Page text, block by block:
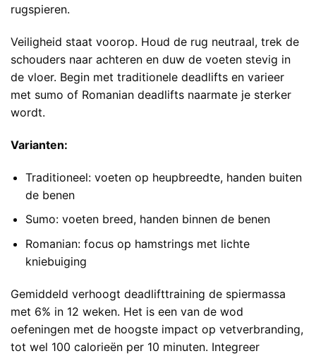
rugspieren.
Veiligheid staat voorop. Houd de rug neutraal, trek de
schouders naar achteren en duw de voeten stevig in
de vloer. Begin met traditionele deadlifts en varieer
met sumo of Romanian deadlifts naarmate je sterker
wordt.
Varianten:
Traditioneel: voeten op heupbreedte, handen buiten
de benen
Sumo: voeten breed, handen binnen de benen
Romanian: focus op hamstrings met lichte
kniebuiging
Gemiddeld verhoogt deadlifttraining de spiermassa
met 6% in 12 weken. Het is een van de wod
oefeningen met de hoogste impact op vetverbranding,
tot wel 100 calorieën per 10 minuten. Integreer